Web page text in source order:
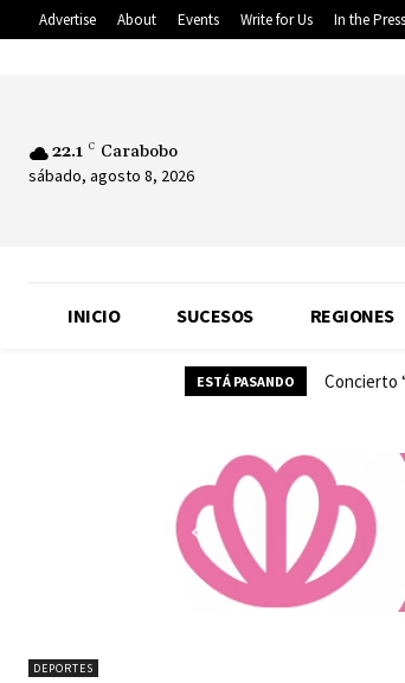
Advertise About Events Write for Us In the Press
22.1 C Carabobo
sábado, agosto 8, 2026
INICIO SUCESOS REGIONES
ESTÁ PASANDO Concierto
DEPORTES